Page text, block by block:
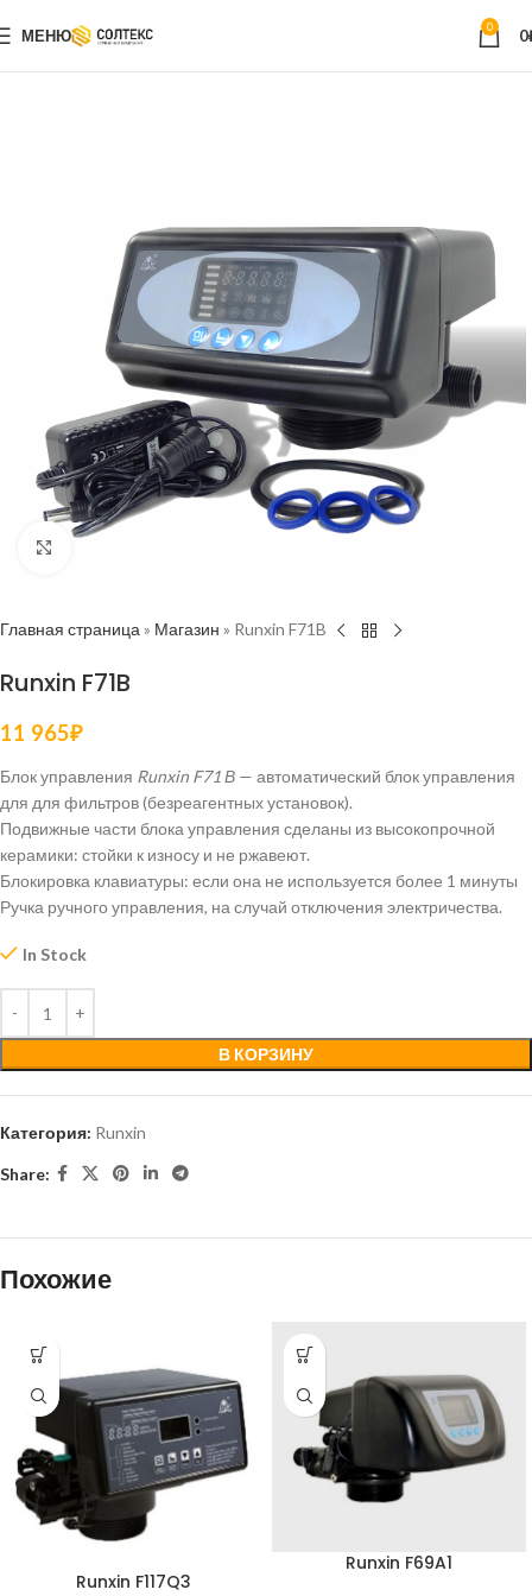
МЕНЮ 0 0
Главная страница » Магазин » Runxin F71B
Runxin F71B
11 965₽
Блок управления Runxin F71 В — автоматический блок управления
для для фильтров (безреагентных установок).
Подвижные части блока управления сделаны из высокопрочной
керамики: стойки к износу и не ржавеют.
Блокировка клавиатуры: если она не используется более 1 минуты
Ручка ручного управления, на случай отключения электричества.
In Stock
В КОРЗИНУ
Категория: Runxin
Share:
Похожие
Runxin F117Q3
Runxin F69A1